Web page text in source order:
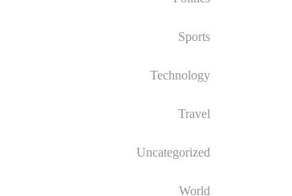
Sports
Technology
Travel
Uncategorized
World